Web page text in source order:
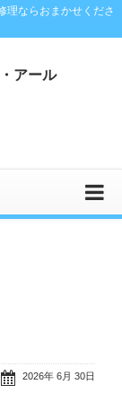
理ならおまかせくださ
アール
2026年 6月 30日